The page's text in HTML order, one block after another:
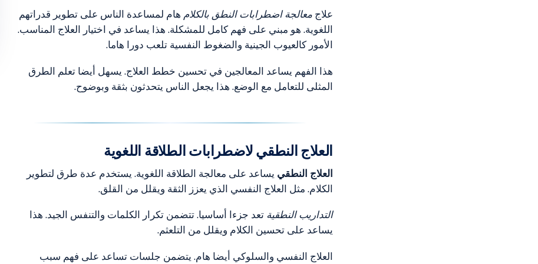
علاج معالجة اضطرابات النطق بالكلام هام لمساعدة الناس على تطوير قدراتهم
اللغوية. هو مبني على فهم كامل للمشكلة. هذا يساعد في اختيار العلاج المناسب.
الأمور كالعيوب الجينية والضغوط النفسية تلعب دورا هاما.
هذا الفهم يساعد المعالجين في تحسين خطط العلاج. يسهل أيضا تعلم الطرق
المثلى للتعامل مع الوضع. هذا يجعل الناس يتحدثون بثقة وبوضوح.
العلاج النطقي لاضطرابات الطلاقة اللغوية
العلاج النطقي يساعد على معالجة الطلاقة اللغوية. يستخدم عدة طرق لتطوير
الكلام. مثل العلاج النفسي الذي يعزز الثقة ويقلل من القلق.
التداريب النطقية تعد جزءا أساسيا. تتضمن تكرار الكلمات والتنفس الجيد. هذا
يساعد على تحسين الكلام ويقلل من التلعثم.
العلاج النفسي والسلوكي أيضا هام. يتضمن جلسات تساعد على فهم سبب